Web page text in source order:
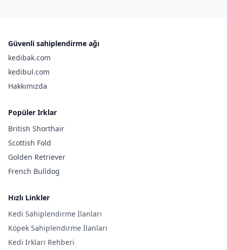
Güvenli sahiplendirme ağı
kedibak.com
kedibul.com
Hakkımızda
Popüler Irklar
British Shorthair
Scottish Fold
Golden Retriever
French Bulldog
Hızlı Linkler
Kedi Sahiplendirme İlanları
Köpek Sahiplendirme İlanları
Kedi Irkları Rehberi